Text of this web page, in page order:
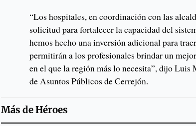
“Los hospitales, en coordinación con las
solicitud para fortalecer la capacidad del
hemos hecho una inversión adicional para
permitirán a los profesionales brindar un
en el que la región más lo necesita”, dijo Luis
de Asuntos Públicos de Cerrejón.
Más deHéroes